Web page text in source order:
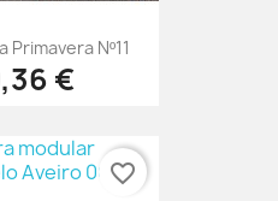
Nº11
€
favorite_border